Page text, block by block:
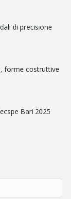
di precisione
forme costruttive
Bari 2025